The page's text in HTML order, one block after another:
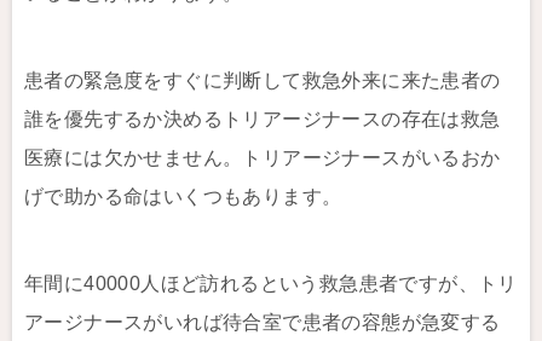
患者の緊急度をすぐに判断して救急外来に来た患者の
誰を優先するか決めるトリアージナースの存在は救急
医療には欠かせません。トリアージナースがいるおか
げで助かる命はいくつもあります。
年間に40000人ほど訪れるという救急患者ですが、トリ
アージナースがいれば待合室で患者の容態が急変する